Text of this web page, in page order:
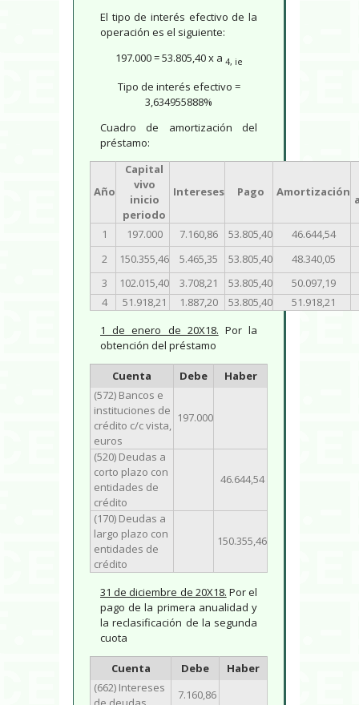
El tipo de interés efectivo de la
operación es el siguiente:
197.000 = 53.805,40 x a 4, ie
Tipo de interés efectivo =
3,634955888%
Cuadro de amortización del
préstamo:
Año
Capital
vivo
inicio
periodo
Intereses Pago Amortización
1 197.000 7.160,86 53.805,40
46.644,54
2
150.355,46 5.465,35 53.805,40
48.340,05
3
102.015,40 3.708,21 53.805,40
50.097,19
4
51.918,21 1.887,20 53.805,40
51.918,21
1 de enero de 20X18. Por la
obtención del préstamo
Cuenta Debe
Haber
(572) Bancos e
instituciones de
crédito c/c vista,
euros
197.000
(520) Deudas a
corto plazo con
entidades de
crédito
46.644,54
(170) Deudas a
largo plazo con
entidades de
crédito
150.355,46
31 de diciembre de 20X18. Por el
pago de la primera anualidad y
la reclasificación de la segunda
cuota
Cuenta Debe
Haber
(662) Intereses
7.160,86